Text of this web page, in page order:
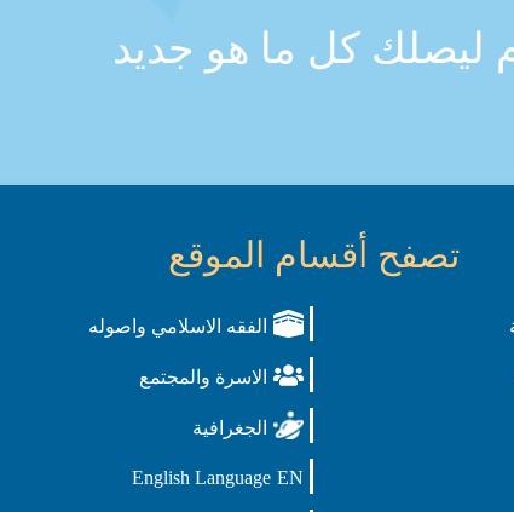
ليصلك كل ما هو جديد
تصفح أقسام الموقع
الفقه الاسلامي واصوله
الاسرة والمجتمع
الجغرافية
EN
English Language